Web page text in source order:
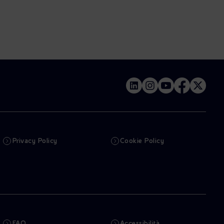
Privacy Policy Cookie Policy